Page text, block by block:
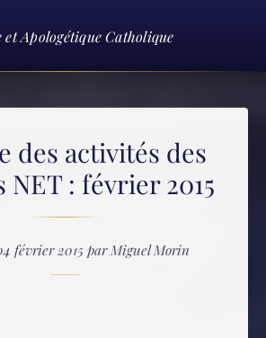
et Apologétique Catholique
des activités des
NET : février 2015
février 2015 par Miguel Morin